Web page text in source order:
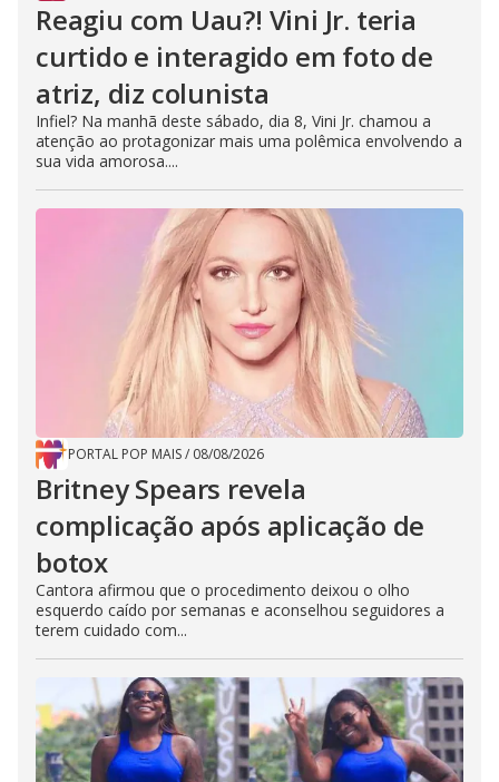
Reagiu com Uau?! Vini Jr. teria
curtido e interagido em foto de
atriz, diz colunista
Infiel? Na manhã deste sábado, dia 8, Vini Jr. chamou a
atenção ao protagonizar mais uma polêmica envolvendo a
sua vida amorosa....
PORTAL POP MAIS/ 08/08/2026
Britney Spears revela
complicação após aplicação de
botox
Cantora afirmou que o procedimento deixou o olho
esquerdo caído por semanas e aconselhou seguidores a
terem cuidado com...